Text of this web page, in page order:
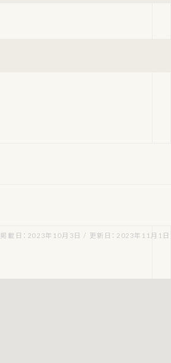
掲載日：2023年10月3日 / 更新日：2023年11月1日